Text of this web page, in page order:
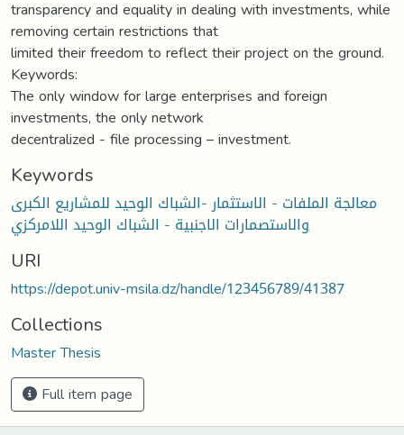
transparency and equality in dealing with investments, while
removing certain restrictions that
limited their freedom to reflect their project on the ground.
Keywords:
The only window for large enterprises and foreign
investments, the only network
decentralized - file processing – investment.
Keywords
معالجة الملفات - الاستثمار -الشباك الوحيد للمشاريع الكبرى
والاستصمارات الاجنبية - الشباك الوحيد اللامركزي
URI
https://depot.univ-msila.dz/handle/123456789/41387
Collections
Master Thesis
Full item page